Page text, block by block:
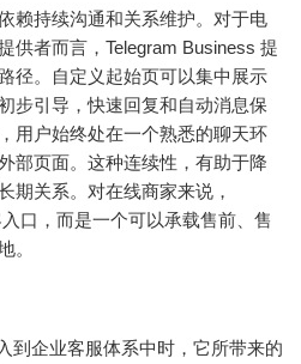
赖持续沟通和关系维护。对于电
供者而言，Telegram Business 提
径。自定义起始页可以集中展示
步引导，快速回复和自动消息保
用户始终处在一个熟悉的聊天环
部页面。这种连续性，有助于降
期关系。对在线商家来说，
口，而是一个可以承载售前、售
。
到企业客服体系中时，它所带来的